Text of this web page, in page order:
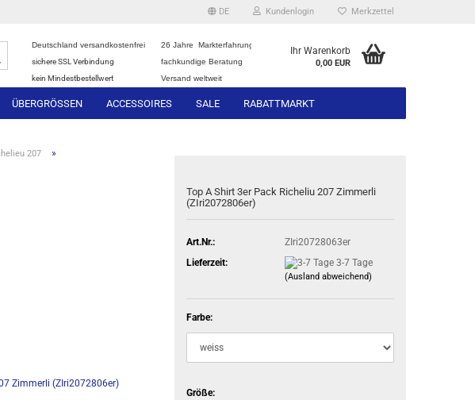
DE Kundenlogin Merkzettel
Suche...Deutschland versandkostenfrei
26 Jahre Markterfahrung
sichere SSL Verbindung
fachkundige Beratung
kein Mindestbestellwert
Versand weltweit
Ihr Warenkorb
0,00 EUR
ÜBERGRÖSSEN ACCESSOIRES SALE RABATTMARKT
207 »
Top A Shirt 3er Pack Richeliu 207 Zimmerli
(ZIri2072806er)
Art.Nr.:
ZIri20728063er
Lieferzeit:
3-7 Tage
(Ausland abweichend)
Farbe:
Größe: